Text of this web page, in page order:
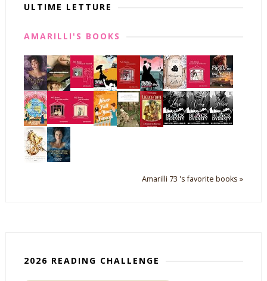
ULTIME LETTURE
AMARILLI'S BOOKS
Amarilli 73 's favorite books »
2026 READING CHALLENGE